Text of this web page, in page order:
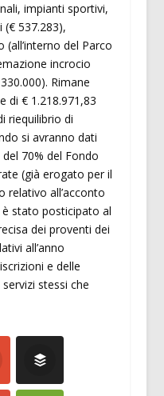
impianti sportivi,
537.283),
(all’interno del Parco
incrocio
Rimane
di € 1.218.971,83
riequilibrio di
si avranno dati
70% del Fondo
(già erogato per il
relativo all’acconto
è stato posticipato al
dei proventi dei
all’anno
e delle
stessi che